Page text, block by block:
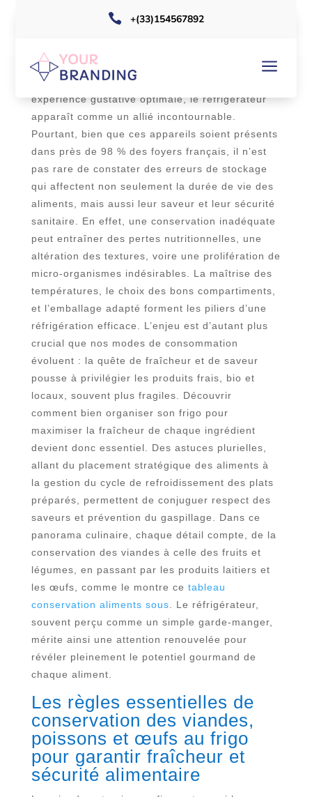
 +(33)154567892
a
Dans un monde où la qualité et la fraîcheur des
aliments sont primordiales pour garantir une
expérience gustative optimale, le réfrigérateur
apparaît comme un allié incontournable.
Pourtant, bien que ces appareils soient présents
dans près de 98 % des foyers français, il n’est
pas rare de constater des erreurs de stockage
qui affectent non seulement la durée de vie des
aliments, mais aussi leur saveur et leur sécurité
sanitaire. En effet, une conservation inadéquate
peut entraîner des pertes nutritionnelles, une
altération des textures, voire une prolifération de
micro-organismes indésirables. La maîtrise des
températures, le choix des bons compartiments,
et l’emballage adapté forment les piliers d’une
réfrigération efficace. L’enjeu est d’autant plus
crucial que nos modes de consommation
évoluent : la quête de fraîcheur et de saveur
pousse à privilégier les produits frais, bio et
locaux, souvent plus fragiles. Découvrir
comment bien organiser son frigo pour
maximiser la fraîcheur de chaque ingrédient
devient donc essentiel. Des astuces plurielles,
allant du placement stratégique des aliments à
la gestion du cycle de refroidissement des plats
préparés, permettent de conjuguer respect des
saveurs et prévention du gaspillage. Dans ce
panorama culinaire, chaque détail compte, de la
conservation des viandes à celle des fruits et
légumes, en passant par les produits laitiers et
les œufs, comme le montre ce tableau
conservation aliments sous . Le réfrigérateur,
souvent perçu comme un simple garde-manger,
mérite ainsi une attention renouvelée pour
révéler pleinement le potentiel gourmand de
chaque aliment.
Les règles essentielles de
conservation des viandes,
poissons et œufs au frigo
pour garantir fraîcheur et
sécurité alimentaire